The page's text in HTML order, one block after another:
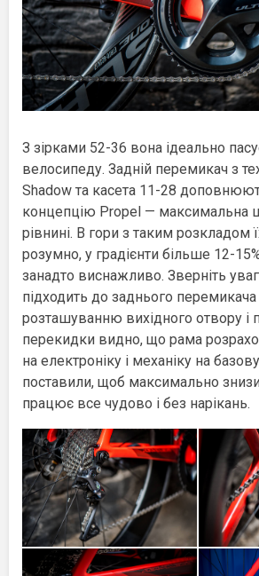
З зірками 52-36 вона ідеально
велосипеду. Задній перемикач з
Shadow та касета 11-28
концепцію Propel — максимальна
рівнині. В гори з таким розкладом
розумно, у градієнти більше 12-
занадто виснажливо. Зверніть
підходить до заднього
розташуванню вихідного отвору і
перекидки видно, що рама
на електроніку і механіку на
поставили, щоб максимально
працює все чудово і без нарікань.